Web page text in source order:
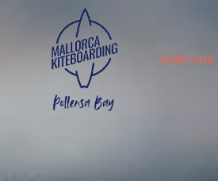
ÜBER UNS